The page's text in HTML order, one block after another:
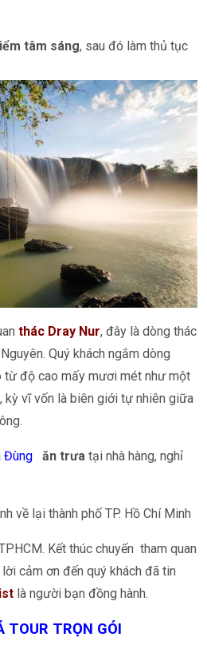
tâm sáng, sau đó làm thủ tục
thác Dray Nur, đây là dòng thác
Quý khách ngắm dòng
từ độ cao mấy mươi mét như một
kỳ vĩ vốn là biên giới tự nhiên giữa
Đùng ăn trưa tại nhà hàng, nghỉ
về lại thành phố TP. Hồ Chí Minh
Kết thúc chuyến tham quan
cảm ơn đến quý khách đã tin
là người bạn đồng hành.
TOUR TRỌN GÓI